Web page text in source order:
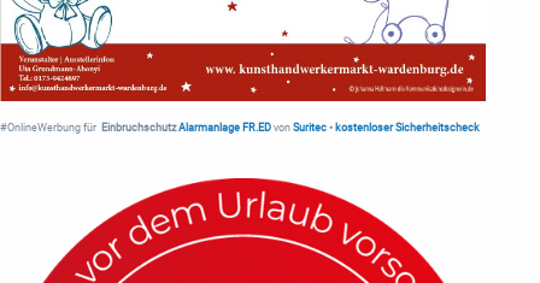
#OnlineWerbung für Einbruchschutz Alarmanlage FR.ED von Suritec • kostenloser Sicherheitscheck